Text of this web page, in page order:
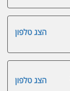
הצג טלפון
הצג טלפון